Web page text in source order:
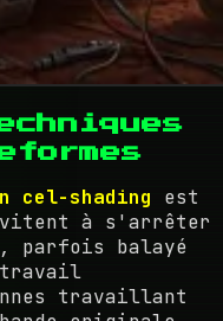
cel-shading est
à s'arrêter
parfois balayé
travail
travaillant